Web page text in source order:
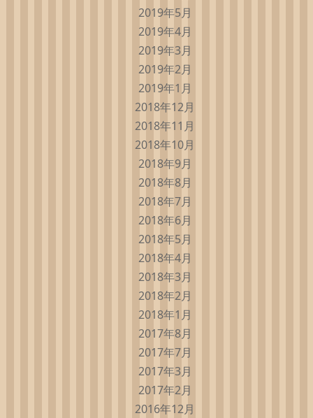
2019年5月
2019年4月
2019年3月
2019年2月
2019年1月
2018年12月
2018年11月
2018年10月
2018年9月
2018年8月
2018年7月
2018年6月
2018年5月
2018年4月
2018年3月
2018年2月
2018年1月
2017年8月
2017年7月
2017年3月
2017年2月
2016年12月